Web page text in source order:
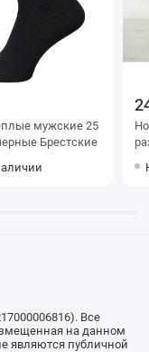
мужские 25
размер черные Брестские
Все
на данном
являются публичной